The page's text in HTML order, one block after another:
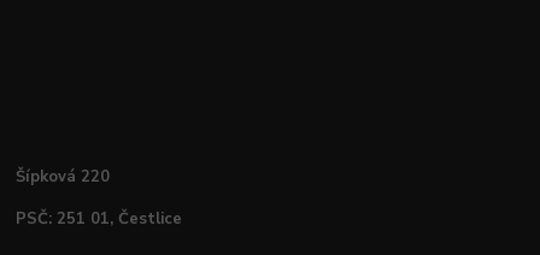
Šípková 220
PSČ: 251 01, Čestlice